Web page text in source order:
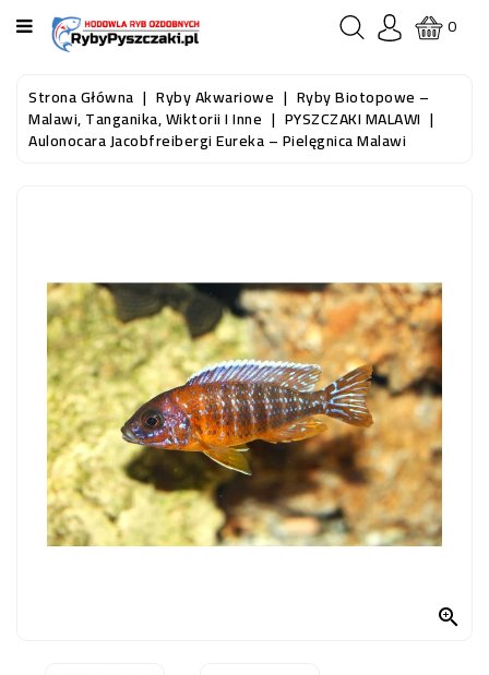
KATEGORIA
STRONA
GŁÓWNA
OCZKA
WODNEGO
STAWU
AKWARYSTYKA
(SPRZĘT)
OCZKO
WODNE
(SPRZĘT)
0
Strona Główna Ryby Akwariowe Ryby Biotopowe –
Malawi, Tanganika, Wiktorii I Inne PYSZCZAKI MALAWI
Aulonocara Jacobfreibergi Eureka – Pielęgnica Malawi
